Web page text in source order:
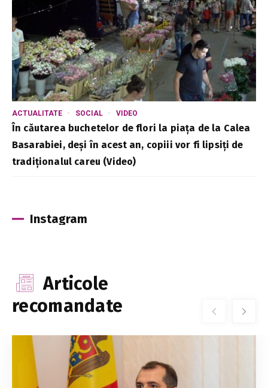
ACTUALITATE SOCIAL VIDEO
În căutarea buchetelor de flori la piața de la Calea
Basarabiei, deși în acest an, copiii vor fi lipsiți de
tradiționalul careu (Video)
Instagram
Articole
recomandate